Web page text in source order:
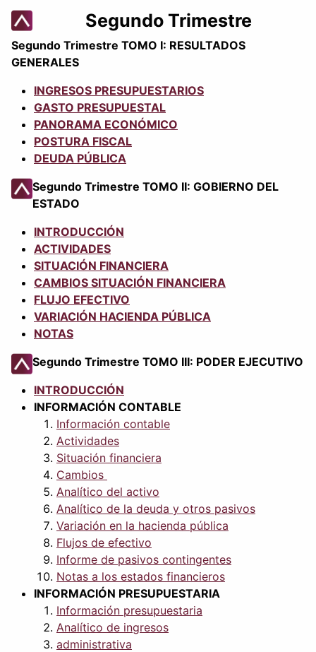
Segundo Trimestre
Segundo Trimestre TOMO I: RESULTADOS
GENERALES
INGRESOS PRESUPUESTARIOS
GASTO PRESUPUESTAL
PANORAMA ECONÓMICO
POSTURA FISCAL
DEUDA PÚBLICA
Segundo Trimestre TOMO II: GOBIERNO DEL
ESTADO
INTRODUCCIÓN
ACTIVIDADES
SITUACIÓN FINANCIERA
CAMBIOS SITUACIÓN FINANCIERA
FLUJO EFECTIVO
VARIACIÓN HACIENDA PÚBLICA
NOTAS
Segundo Trimestre TOMO III: PODER EJECUTIVO
INTRODUCCIÓN
INFORMACIÓN CONTABLE
Información contable
Actividades
Situación financiera
Cambios
Analítico del activo
Analítico de la deuda y otros pasivos
Variación en la hacienda pública
Flujos de efectivo
Informe de pasivos contingentes
Notas a los estados financieros
INFORMACIÓN PRESUPUESTARIA
Información presupuestaria
Analítico de ingresos
administrativa